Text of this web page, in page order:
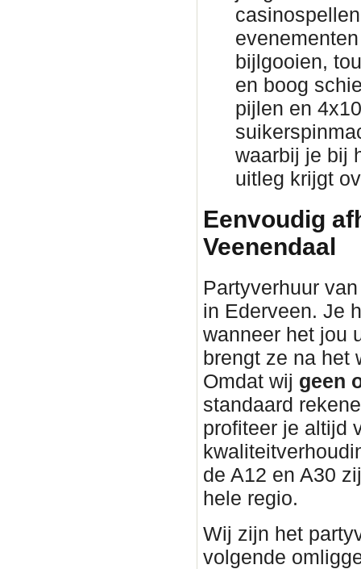
bijlgooien,
en boog
pijlen en
waarbij je bij
uitleg krijgt
Eenvoudig
Veenendaal
Partyverhuur
in Ederveen. Je
wanneer het jou
brengt ze na het
Omdat wij geen
standaard
profiteer je altijd
de A12 en A30
hele regio.
Wij zijn het
volgende